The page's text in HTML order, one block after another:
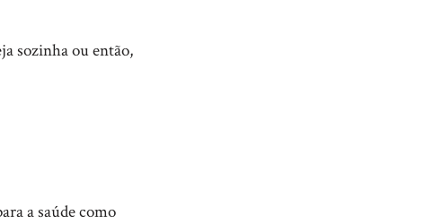
sozinha ou então,
a saúde como